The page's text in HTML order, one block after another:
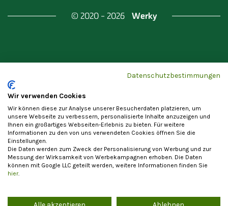
© 2020 - 2026 Werky
Datenschutzerklärung
Cookie-Einstellungen
Allgemeine Nutzungsbedingungen
Impressum
Vertrag widerrufen
Datenschutzbestimmungen
Wir verwenden Cookies
Wir können diese zur Analyse unserer Besucherdaten platzieren, um
unsere Webseite zu verbessern, personalisierte Inhalte anzuzeigen und
Ihnen ein großartiges Webseiten-Erlebnis zu bieten. Für weitere
Informationen zu den von uns verwendeten Cookies öffnen Sie die
Einstellungen.
Die Daten werden zum Zweck der Personalisierung von Werbung und zur
Messung der Wirksamkeit von Werbekampagnen erhoben. Die Daten
können mit Google LLC geteilt werden, weitere Informationen finden Sie
hier.